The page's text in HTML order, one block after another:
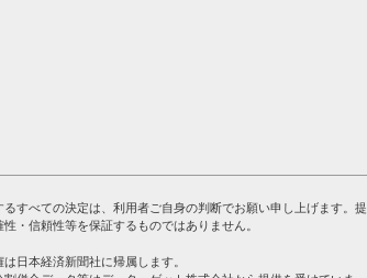
すべての決定は、利用者ご自身の判断でお願い申し上げます。提
・信頼性等を保証するものではありません。
日本経済新聞社に帰属します。